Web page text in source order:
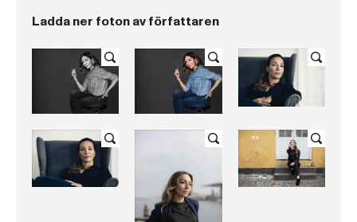
Ladda ner foton av författaren